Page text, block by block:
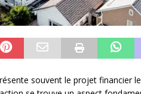
souvent le projet financier